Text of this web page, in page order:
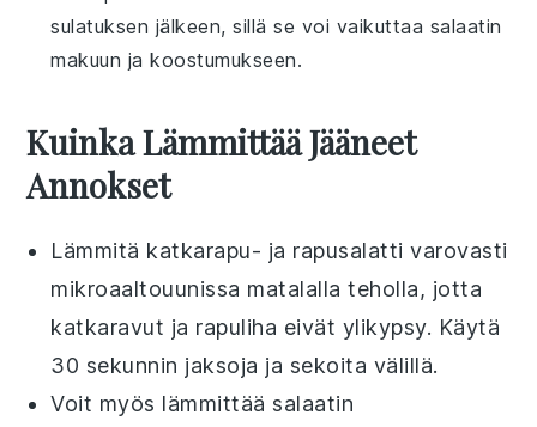
sulatuksen jälkeen, sillä se voi vaikuttaa salaatin
makuun ja koostumukseen.
Kuinka Lämmittää Jääneet
Annokset
Lämmitä katkarapu- ja rapusalatti varovasti
mikroaaltouunissa matalalla teholla, jotta
katkaravut ja rapuliha eivät ylikypsy. Käytä
30 sekunnin jaksoja ja sekoita välillä.
Voit myös lämmittää salaatin